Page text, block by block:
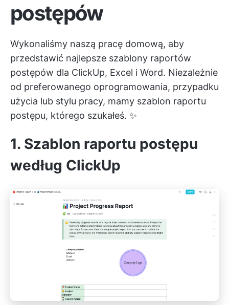
postępów
Wykonaliśmy naszą pracę domową, aby
przedstawić najlepsze szablony raportów
postępów dla ClickUp, Excel i Word. Niezależnie
od preferowanego oprogramowania, przypadku
użycia lub stylu pracy, mamy szablon raportu
postępu, którego szukałeś. ✨
1. Szablon raportu postępu
według ClickUp